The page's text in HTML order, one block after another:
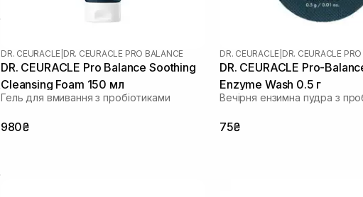
DR. CEURACLE DR. CEURACLE PRO BALANCE
DR. CEURACLE Pro Balance Soothing
Cleansing Foam 150 мл
Гель для вмивання з пробіотиками
980₴
DR. CEURACLE DR. CEURACLE
DR. CEURACLE Pro-
Enzyme Wash 0.5 г
Вечірня ензимна пудра з
75₴